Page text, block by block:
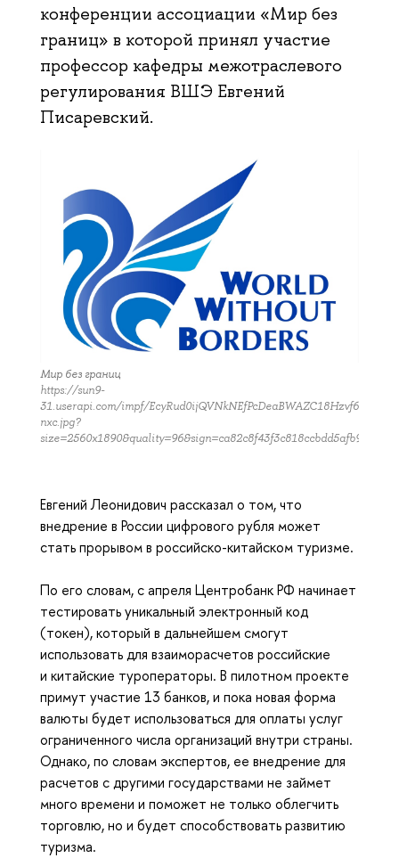
конференции ассоциации «Мир без
границ» в которой принял участие
профессор кафедры межотраслевого
регулирования ВШЭ Евгений
Писаревский.
Мир без границ
https://sun9-
31.userapi.com/impf/EcyRud0ijQVNkNEfPcDeaBWAZC18Hzvf6rlbKA/
nxc.jpg?
Евгений Леонидович рассказал о том, что
внедрение в России цифрового рубля может
стать прорывом в российско-китайском туризме.
По его словам, с апреля Центробанк РФ начинает
тестировать уникальный электронный код
(токен), который в дальнейшем смогут
использовать для взаиморасчетов российские
и китайские туроператоры. В пилотном проекте
примут участие 13 банков, и пока новая форма
валюты будет использоваться для оплаты услуг
ограниченного числа организаций внутри страны.
Однако, по словам экспертов, ее внедрение для
расчетов с другими государствами не займет
много времени и поможет не только облегчить
торговлю, но и будет способствовать развитию
туризма.